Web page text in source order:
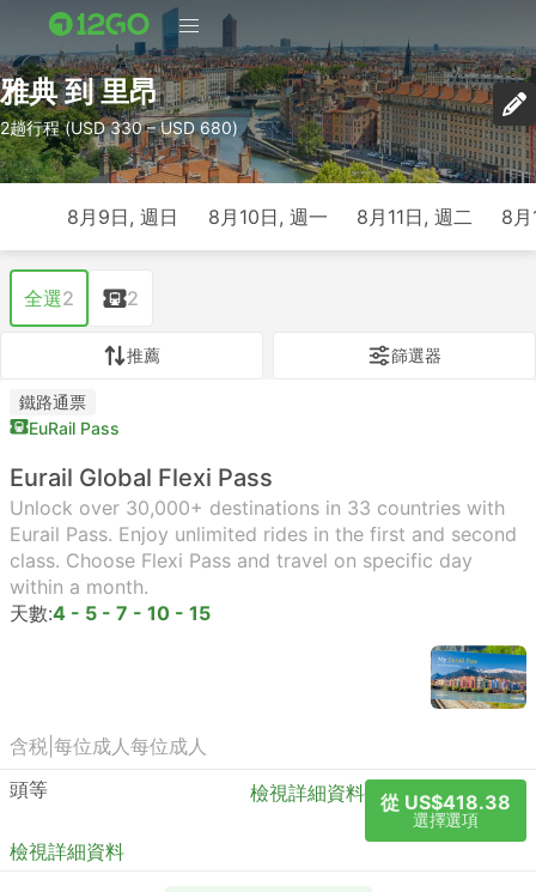
雅典 到 里昂
2趟行程 (USD 330 – USD 680)
8月9日, 週日 8月10日, 週一 8月11日, 週二 8
全選2 2
推薦 篩選器
鐵路通票
EuRail Pass
Eurail Global Flexi Pass
Unlock over 30,000+ destinations in 33 countries with
Eurail Pass. Enjoy unlimited rides in the first and second
class. Choose Flexi Pass and travel on specific day
within a month.
天數:4 - 5 - 7 - 10 - 15
含税 每位成人每位成人
頭等
檢視詳細資料 從 US$418.38
選擇選項
檢視詳細資料